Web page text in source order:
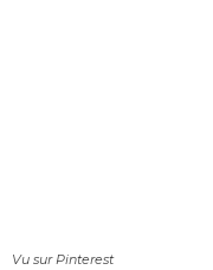
Vu sur Pinterest